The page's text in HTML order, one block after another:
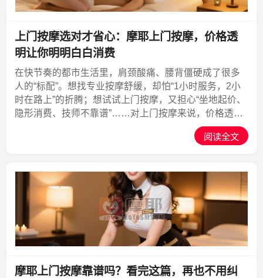
上门按摩选对才省心：摩耶上门按摩，价格透
明让你明明白白消费
在快节奏的都市生活里，肩颈酸痛、腰背僵硬成了很多
人的“标配”。想找专业按摩舒缓，却怕“1小时服务，2小
时在路上”的折腾；想试试上门按摩，又担心“坐地起价、
隐形消费、技师不靠谱”……对上门按摩来说，价格透明
早已不是“加分项”，而是“必选项”——毕竟，谁也不想花
冤枉钱，更不想在放松时被消费套路打乱节奏。...,摩耶
阅读全文
摩耶上门按摩靠谱吗？看完这篇，再也不用纠